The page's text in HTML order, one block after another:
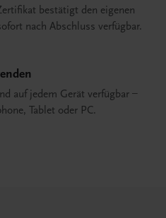
bestätigt den eigenen
nach Abschluss verfügbar.
auf jedem Gerät verfügbar –
Tablet oder PC.